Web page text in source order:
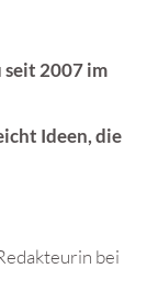
seit 2007 im
Ideen, die
bei